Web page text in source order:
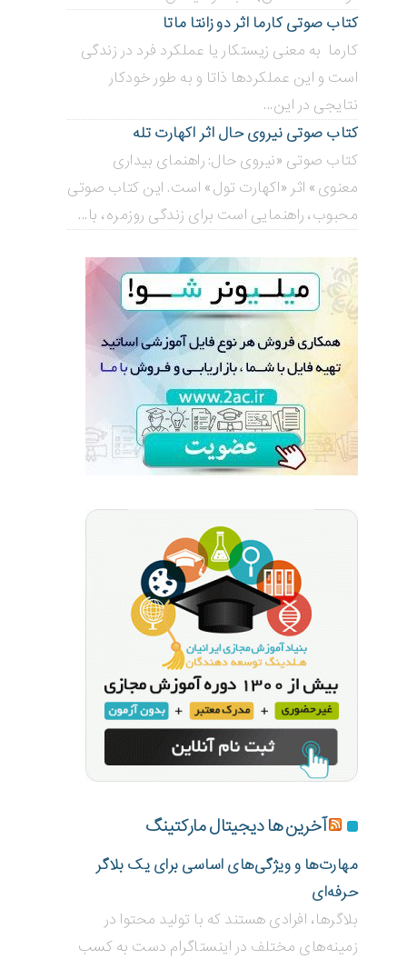
کتاب صوتی کارما اثر دو زانتا ماتا
کارما به معنی زیستکار یا عملکرد فرد در زندگی
است و این عملکردها ذاتا و به طور خودکار
نتایجی در این...
کتاب صوتی نیروی حال اثر اکهارت تله
کتاب صوتی «نیروی حال: راهنمای بیداری
معنوی» اثر «اکهارت تول» است. این کتاب صوتی
محبوب، راهنمایی است برای زندگی روزمره، با...
آخرین ها دیجیتال مارکتینگ
مهارت‌ها و ویژگی‌های اساسی برای یک بلاگر
حرفه‌ای
بلاگر‌ها، افرادی هستند که با تولید محتوا در
زمینه‌های مختلف در اینستاگرام دست به کسب